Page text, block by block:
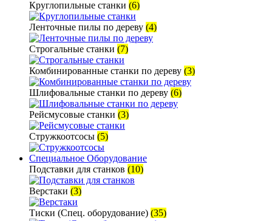
Круглопильные станки (6)
Ленточные пилы по дереву (4)
Строгальные станки (7)
Комбинированные станки по дереву (3)
Шлифовальные станки по дереву (6)
Рейсмусовые станки (3)
Стружкоотсосы (5)
Специальное Оборудование
Подставки для станков (10)
Верстаки (3)
Тиски (Спец. оборудование) (35)